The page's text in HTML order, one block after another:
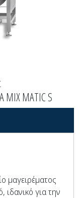
MATIC S
μαγειρέματος
ιδανικό για την